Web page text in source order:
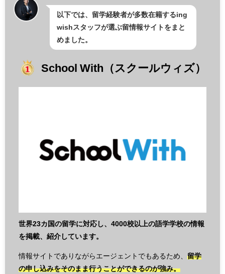
以下では、留学経験者が多数在籍するing
wishスタッフが選ぶ留情報サイトをまと
めました。
School With（スクールウィズ）
世界23カ国の留学に対応し、4000校以上の語学学校の情報
を掲載、紹介しています。
情報サイトでありながらエージェントでもあるため、 留学
の申し込みをそのまま行うことができるのが強み。